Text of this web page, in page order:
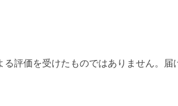
評価を受けたものではありません。